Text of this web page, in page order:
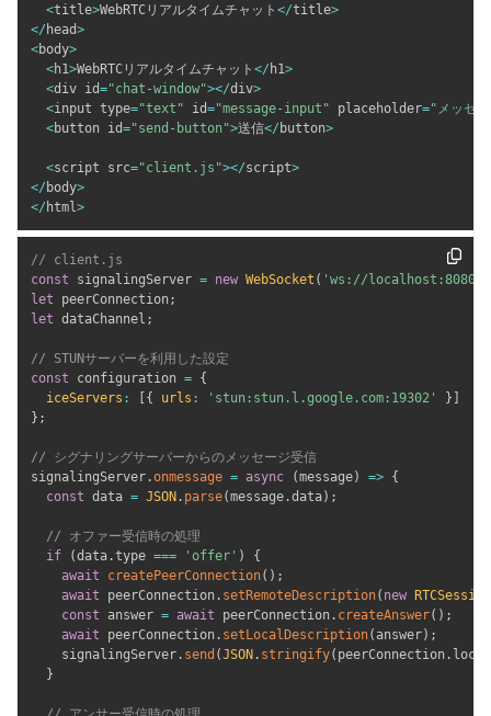
<title>WebRTCリアルタイムチャット </title>
</ head>
<body>
<h1>WebRTCリアルタイムチャット </ h1>
<div id="chat-window"></div>
<input type="text" id="message-input" placeholder="メッセ
<button id="send-button">送信</ button>
<script src="client.js"></script>
</ body>
</ html>
// client.js
const signalingServer = new WebSocket ( 'ws://localhost:8080'
let peerConnection;
let dataChannel ;
// STUNサーバーを利用した設定
const configuration = {
iceServers : { urls : 'stun:stun.l.google.com:19302' }
} ;
// シグナリングサーバーからのメッセージ受信
signalingServer .onmessage = async (message) => {
const data = JSON . parse(message .data) ;
// オファー受信時の処理
if
(data .type === 'offer' )
{
await
createPeerConnection( ) ;
await peerConnection . setRemoteDescription( new
const answer = await peerConnection . createAnswer( ) ;
await peerConnection . setLocalDescription( answer) ;
    signalingServer
. send (JSON . stringify( peerConnection .
}